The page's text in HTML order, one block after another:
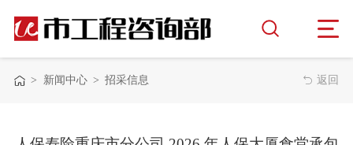
> 新闻中心 > 招采信息 返回